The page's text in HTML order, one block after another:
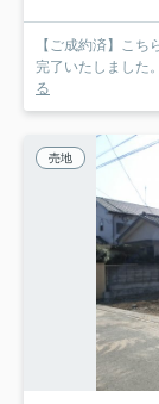
【ご成約済】こ
完了いたしました
る
売地